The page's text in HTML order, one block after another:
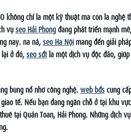
không chỉ là một kỹ thuật mà còn là nghệ
vụseo Hải Phòngđang phát triển mạnh
này. na ná,seo Hà Nội mang đến giải
ở đó,seo sđt là một dịch vụ độc đáo,
bùng nổ nhờ công nghệ.web bđscung
tế. Nếu bạn đang ngần chỗ ở tại khu
tại Quán Toan, Hải Phòng. Những dịch